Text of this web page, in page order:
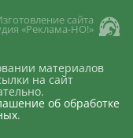
сайта
«Реклама-НО!»
материалов
на сайт
об обработке
.